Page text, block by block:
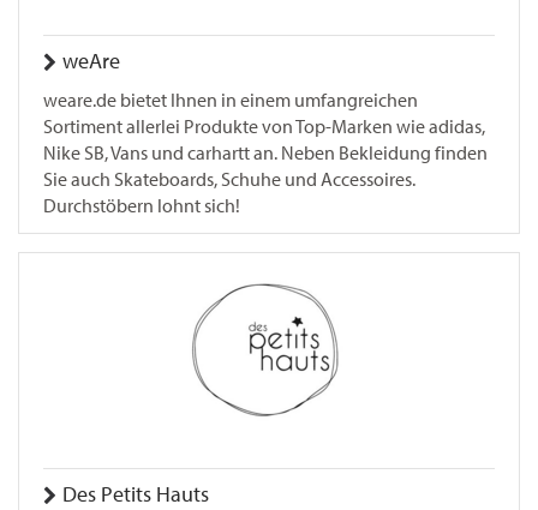
weAre
weare.de bietet Ihnen in einem umfangreichen
Sortiment allerlei Produkte von Top-Marken wie adidas,
Nike SB, Vans und carhartt an. Neben Bekleidung finden
Sie auch Skateboards, Schuhe und Accessoires.
Durchstöbern lohnt sich!
Des Petits Hauts